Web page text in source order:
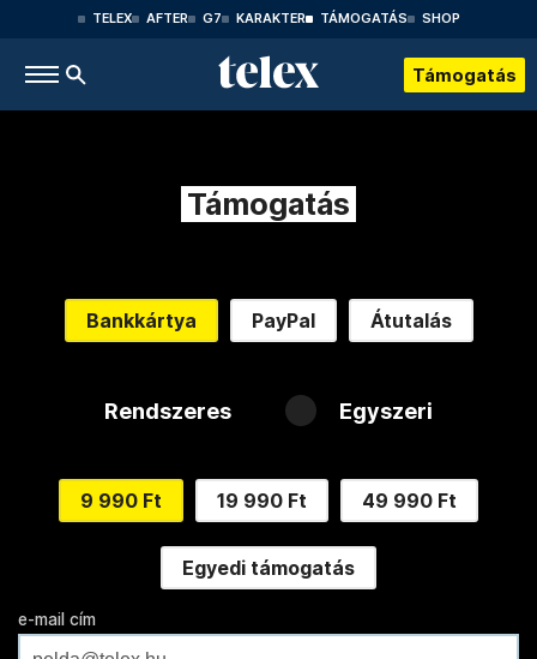
TELEX AFTER G7 KARAKTER TÁMOGATÁS SHOP
Támogatás
Támogatás
Bankkártya PayPal Átutalás
Rendszeres Egyszeri
9 990 Ft 19 990 Ft 49 990 Ft
Egyedi támogatás
e-mail cím